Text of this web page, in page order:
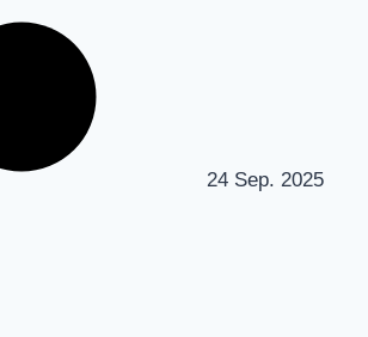
24 Sep. 2025